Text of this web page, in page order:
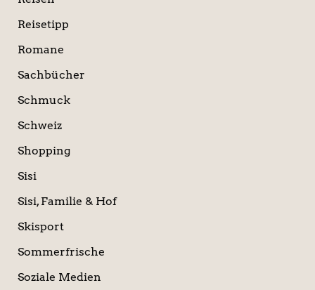
Reisetipp
Romane
Sachbücher
Schmuck
Schweiz
Shopping
Sisi
Sisi, Familie & Hof
Skisport
Sommerfrische
Soziale Medien